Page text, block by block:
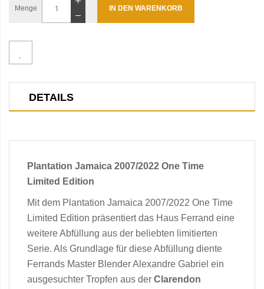
Menge IN DEN WARENKORB
DETAILS
Plantation Jamaica 2007/2022 One Time
Limited Edition
Mit dem Plantation Jamaica 2007/2022 One Time
Limited Edition präsentiert das Haus Ferrand eine
weitere Abfüllung aus der beliebten limitierten
Serie. Als Grundlage für diese Abfüllung diente
Ferrands Master Blender Alexandre Gabriel ein
ausgesuchter Tropfen aus der Clarendon